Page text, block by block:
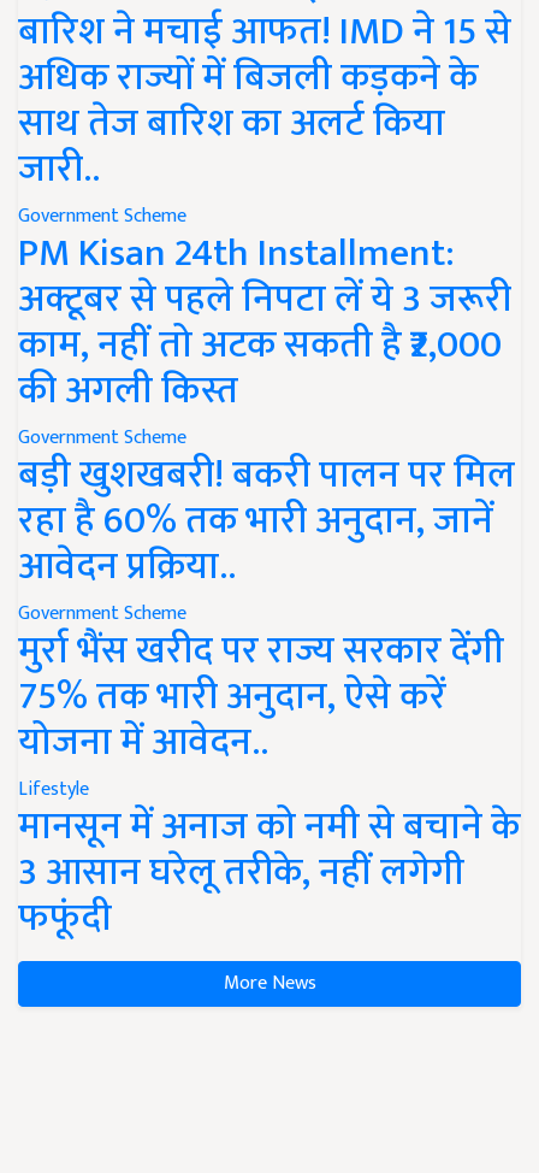
बारिश ने मचाई आफत! IMD ने 15 से
अधिक राज्यों में बिजली कड़कने के
साथ तेज बारिश का अलर्ट किया
जारी..
Government Scheme
PM Kisan 24th Installment:
अक्टूबर से पहले निपटा लें ये 3 जरूरी
काम, नहीं तो अटक सकती है ₹2,000
की अगली किस्त
Government Scheme
बड़ी खुशखबरी! बकरी पालन पर मिल
रहा है 60% तक भारी अनुदान, जानें
आवेदन प्रक्रिया..
Government Scheme
मुर्रा भैंस खरीद पर राज्य सरकार देंगी
75% तक भारी अनुदान, ऐसे करें
योजना में आवेदन..
Lifestyle
मानसून में अनाज को नमी से बचाने के
3 आसान घरेलू तरीके, नहीं लगेगी
फफूंदी
More News